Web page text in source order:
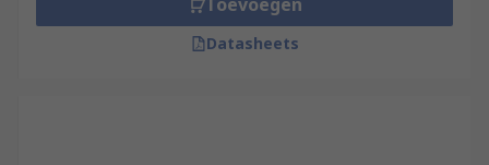
360°. Large pick up tools - the large pick-up tool
is used to pick up numerous small items at a time
Datasheets